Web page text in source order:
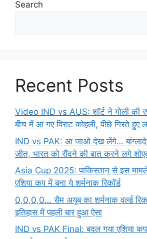
Search
Recent Posts
Video IND vs AUS: शॉर्ट ने गोली की
बीच में आ गए विराट कोहली, पीछे गिरते हुए
IND vs PAK: आ जाओ देख लेंगे…
जीत, भारत को रौंदने की बात करने लगे
Asia Cup 2025: पाकिस्तान से इस मामले
एशिया कप में बना ये शर्मनाक रिकॉर्ड
0,0,0,0… सैम अयूब का शर्मनाक वर्ल्ड
इतिहास में पहली बार हुआ ऐसा
IND vs PAK Final: बदल गया एशिया कप